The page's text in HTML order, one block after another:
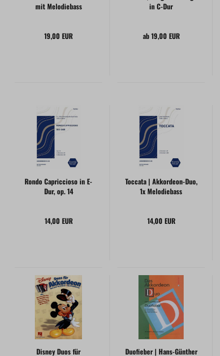
mit Melodiebass
19,00 EUR
in C-Dur
ab 19,00 EUR
Rondo Capriccioso in E-
Dur, op. 14
14,00 EUR
Toccata | Akkordeon-Duo,
1x Melodiebass
14,00 EUR
Disney Duos für
Duofieber | Hans-Günther